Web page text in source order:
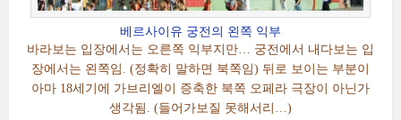
베르사이유 궁전의 왼쪽 익부
바라보는 입장에서는 오른쪽 익부지만… 궁전에서 내다보는 입
장에서는 왼쪽임. (정확히 말하면 북쪽임) 뒤로 보이는 부분이
아마 18세기에 가브리엘이 증축한 북쪽 오페라 극장이 아닌가
생각됨. (들어가보질 못해서리…)